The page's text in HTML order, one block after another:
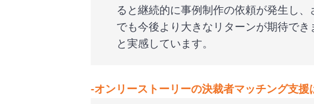
ると継続的に事例制作の依頼が発生し
でも今後より大きなリターンが期待で
と実感しています。
‐オンリーストーリーの決裁者マッチング支